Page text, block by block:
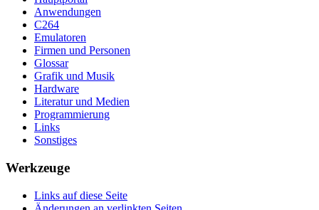
Anwendungen
C264
Emulatoren
Firmen und Personen
Glossar
Grafik und Musik
Hardware
Literatur und Medien
Programmierung
Links
Sonstiges
Werkzeuge
Links auf diese Seite